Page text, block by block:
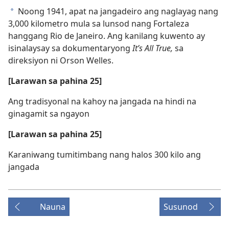
a Noong 1941, apat na jangadeiro ang naglayag nang
3,000 kilometro mula sa lunsod nang Fortaleza
hanggang Rio de Janeiro. Ang kanilang kuwento ay
isinalaysay sa dokumentaryongIt’s All True, sa
direksiyon ni Orson Welles.
[Larawan sa pahina 25]
Ang tradisyonal na kahoy na jangada na hindi na
ginagamit sa ngayon
[Larawan sa pahina 25]
Karaniwang tumitimbang nang halos 300 kilo ang
jangada
Nauna Susunod